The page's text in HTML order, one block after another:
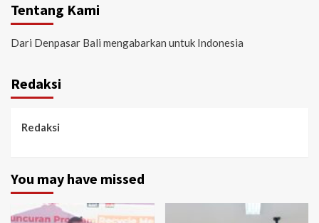
Tentang Kami
Dari Denpasar Bali mengabarkan untuk Indonesia
Redaksi
Redaksi
You may have missed